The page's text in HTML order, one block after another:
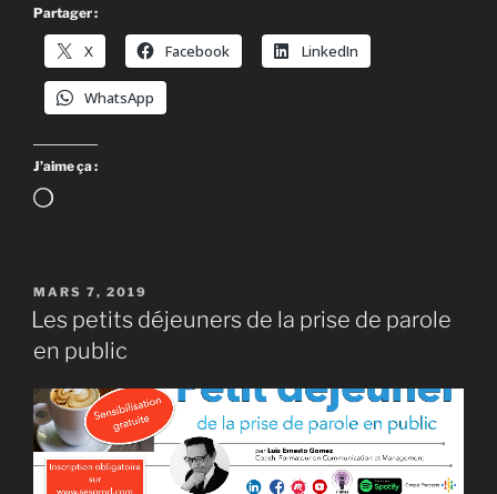
Partager :
X Facebook LinkedIn
WhatsApp
J’aime ça :
Chargement…
PUBLIÉ
LE
MARS 7, 2019
Les petits déjeuners de la prise de parole
en public